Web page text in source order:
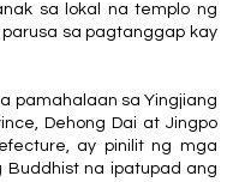
sa lokal na templo ng
parusa sa pagtanggap kay
pamahalaan sa Yingjiang
Dehong Dai at Jingpo
ay pinilit ng mga
Buddhist na ipatupad ang